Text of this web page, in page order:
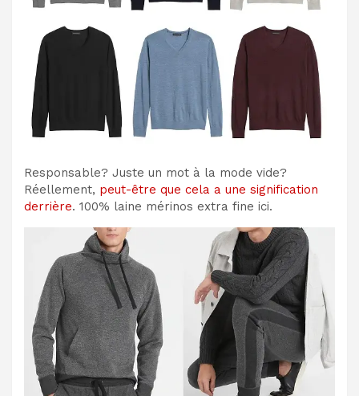
Responsable? Juste un mot à la mode vide?
Réellement, peut-être que cela a une signification
derrière. 100% laine mérinos extra fine ici.